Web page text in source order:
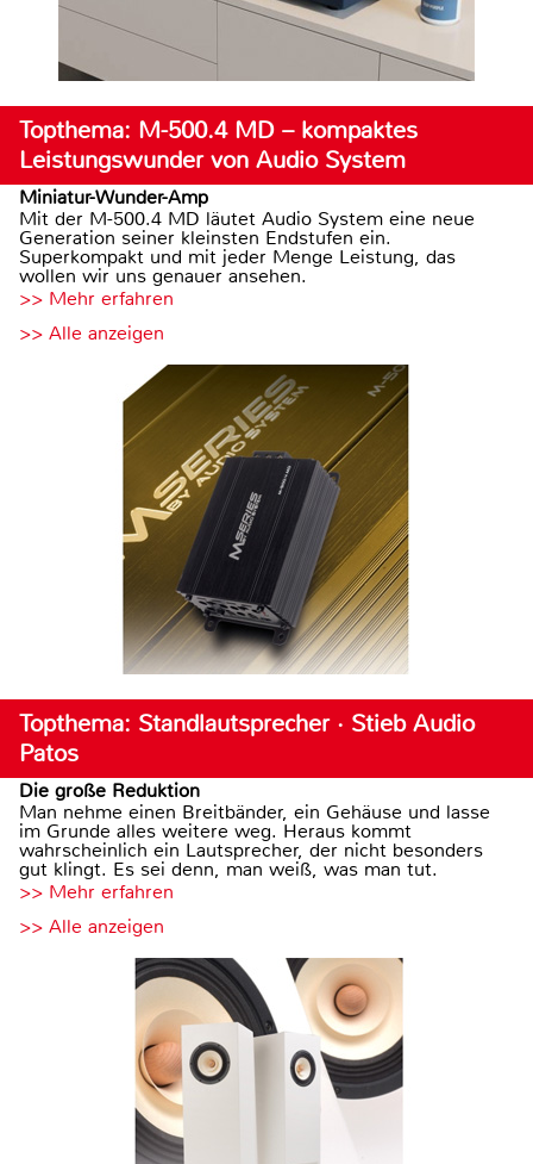
Topthema: M-500.4 MD – kompaktes
Leistungswunder von Audio System
Miniatur-Wunder-Amp
Mit der M-500.4 MD läutet Audio System eine neue
Generation seiner kleinsten Endstufen ein.
Superkompakt und mit jeder Menge Leistung, das
wollen wir uns genauer ansehen.
>> Mehr erfahren
>> Alle anzeigen
Topthema: Standlautsprecher · Stieb Audio
Patos
Die große Reduktion
Man nehme einen Breitbänder, ein Gehäuse und lasse
im Grunde alles weitere weg. Heraus kommt
wahrscheinlich ein Lautsprecher, der nicht besonders
gut klingt. Es sei denn, man weiß, was man tut.
>> Mehr erfahren
>> Alle anzeigen